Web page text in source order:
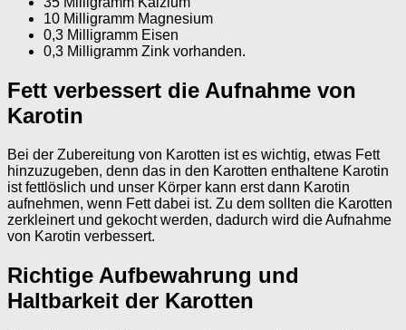
10 Milligramm Magnesium
0,3 Milligramm Eisen
0,3 Milligramm Zink vorhanden.
Fett verbessert die Aufnahme von
Karotin
Bei der Zubereitung von Karotten ist es wichtig, etwas Fett
hinzuzugeben, denn das in den Karotten enthaltene Karotin
ist fettlöslich und unser Körper kann erst dann Karotin
aufnehmen, wenn Fett dabei ist. Zu dem sollten die Karotten
zerkleinert und gekocht werden, dadurch wird die Aufnahme
von Karotin verbessert.
Richtige Aufbewahrung und
Haltbarkeit der Karotten